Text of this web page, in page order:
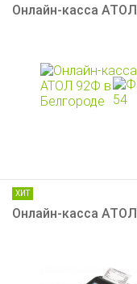
Онлайн-касса
ХИТ
Онлайн-касса